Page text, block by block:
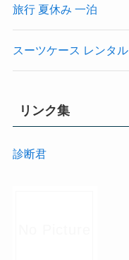
旅行 夏休み 一泊
スーツケース レンタル
リンク集
診断君